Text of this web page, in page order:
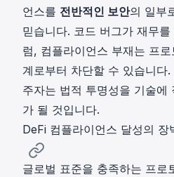
언스를 전반적인 보안의 일부
믿습니다. 코드 버그가 재무
럼, 컴플라이언스 부재는 프
계로부터 차단할 수 있습니다
주자는 법적 투명성을 기술에
가 될 것입니다.
DeFi 컴플라이언스 달성의 장
글로벌 표준을 충족하는 프로